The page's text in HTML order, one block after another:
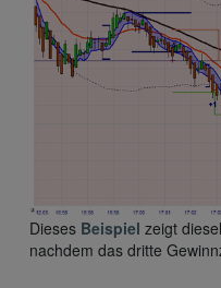
Dieses Beispiel zeigt
nachdem das dritte